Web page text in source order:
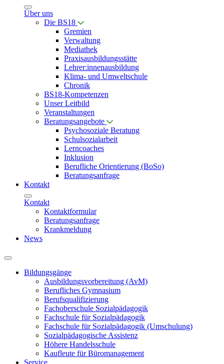
Über uns
Die BS18
Gremien
Verwaltung
Mediathek
Praxisausbildungsstätte
Lehrer:innenausbildung
Klima- und Umweltschule
Chronik
BS18-Kompetenzen
Unser Leitbild
Veranstaltungen
Beratungsangebote
Psychosoziale Beratung
Schulsozialarbeit
Lerncoaches
Inklusion
Berufliche Orientierung (BoSo)
Beratungsanfrage
Kontakt
Kontakt
Kontaktformular
Beratungsanfrage
Krankmeldung
News
Bildungsgänge
Ausbildungsvorbereitung (AvM)
Berufliches Gymnasium
Berufsqualifizierung
Fachoberschule Sozialpädagogik
Fachschule für Sozialpädagogik
Fachschule für Sozialpädagogik (Umschulung)
Sozialpädagogische Assistenz
Höhere Handelsschule
Kaufleute für Büromanagement
Service